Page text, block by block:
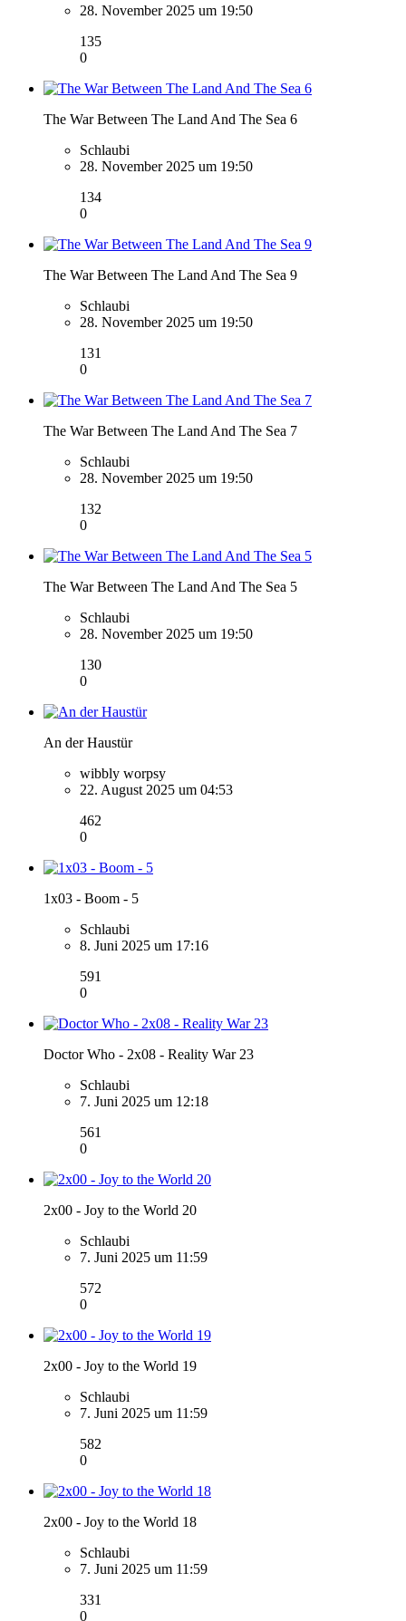
28. November 2025 um 19:50
135
0
The War Between The Land And The Sea 6
Schlaubi
28. November 2025 um 19:50
134
0
The War Between The Land And The Sea 9
Schlaubi
28. November 2025 um 19:50
131
0
The War Between The Land And The Sea 7
Schlaubi
28. November 2025 um 19:50
132
0
The War Between The Land And The Sea 5
Schlaubi
28. November 2025 um 19:50
130
0
An der Haustür
wibbly worpsy
22. August 2025 um 04:53
462
0
1x03 - Boom - 5
Schlaubi
8. Juni 2025 um 17:16
591
0
Doctor Who - 2x08 - Reality War 23
Schlaubi
7. Juni 2025 um 12:18
561
0
2x00 - Joy to the World 20
Schlaubi
7. Juni 2025 um 11:59
572
0
2x00 - Joy to the World 19
Schlaubi
7. Juni 2025 um 11:59
582
0
2x00 - Joy to the World 18
Schlaubi
7. Juni 2025 um 11:59
331
0